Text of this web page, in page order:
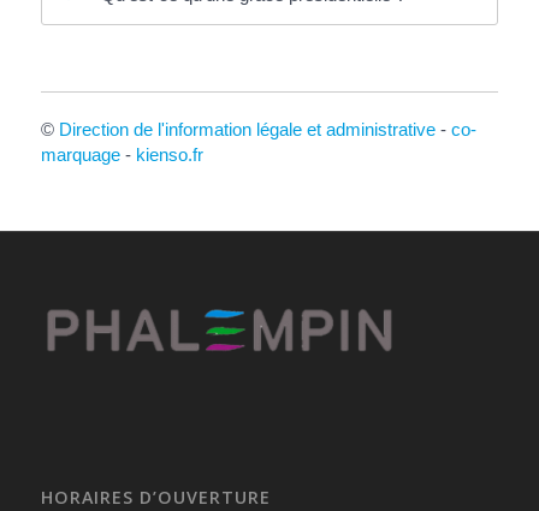
© Direction de l'information légale et administrative- co-
marquage- kienso.fr
HORAIRES D’OUVERTURE